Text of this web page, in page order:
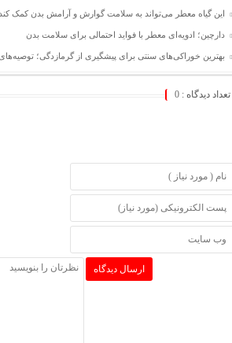
این گیاه معطر می‌تواند به سلامت گوارش و آرامش بدن کمک کند
دارچین؛ ادویه‌ای معطر با فواید احتمالی برای سلامت بدن
بهترین خوراکی‌های سنتی برای پیشگیری از گرمازدگی؛
تعداد دیدگاه : 0